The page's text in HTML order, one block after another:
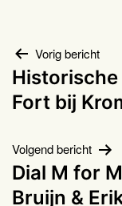
Bericht
Vorig bericht
Fort bij
Volgend bericht
Dial M for
Bruijn &